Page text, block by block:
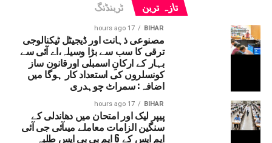
تازہ ترین ٹرینڈنگ
BIHAR
17 hours ago
مصنوعی ذہانت اور ڈیجیٹل ٹیکنالوجی
ترقی کا سب سے بڑا وسیلہ،اے آئی سے
بہار کے ارکانِ اسمبلی اورقانون ساز
کونسلروں کی استعداد کار ہوگا میں
اضافہ: سمراٹ چوہدری
BIHAR
17 hours ago
پیپر لیک اور امتحان میں دھاندلی کے
سنگین الزامات معاملے میںآئی جی آئی
ایم ایس کے 6 ایم بی بی ایس طلبہ